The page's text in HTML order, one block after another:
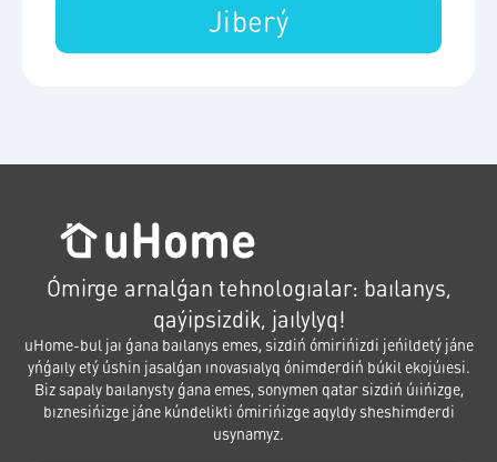
Jiberý
Ómirge arnalǵan tehnologıalar: baılanys,
qaýipsizdik, jaılylyq!
uHome-bul jaı ǵana baılanys emes, sizdiń ómirińizdi jeńildetý jáne
yńǵaıly etý úshin jasalǵan ınovasıalyq ónimderdiń búkil ekojúıesi.
Biz sapaly baılanysty ǵana emes, sonymen qatar sizdiń úıińizge,
bıznesińizge jáne kúndelikti ómirińizge aqyldy sheshimderdi
usynamyz.